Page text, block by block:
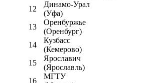
12
Динамо-Урал
(Уфа)
13
Оренбуржье
(Оренбург)
14
Кузбасс
(Кемерово)
15
Ярославич
(Ярославль)
16
МГТУ